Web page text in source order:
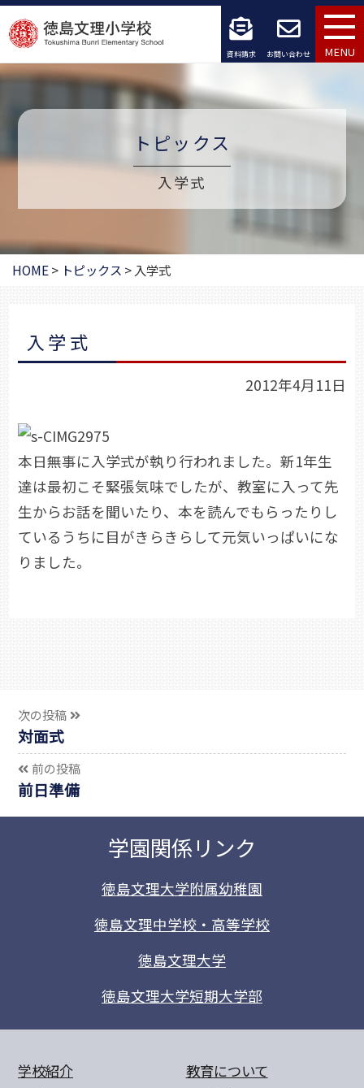
コ
ン
テ
へ
キ
ッ
資料請求 お問い合わせ MENU
トピックス
入学式
HOME> トピックス > 入学式
入学式
2012年4月11日
本日無事に入学式が執り行われました。新1年生
達は最初こそ緊張気味でしたが、教室に入って先
生からお話を聞いたり、本を読んでもらったりし
ているうちに目がきらきらして元気いっぱいにな
りました。
次の投稿
対面式
前の投稿
前日準備
学園関係リンク
徳島文理大学附属幼稚園
徳島文理中学校・高等学校
徳島文理大学
徳島文理大学短期大学部
学校紹介 教育について